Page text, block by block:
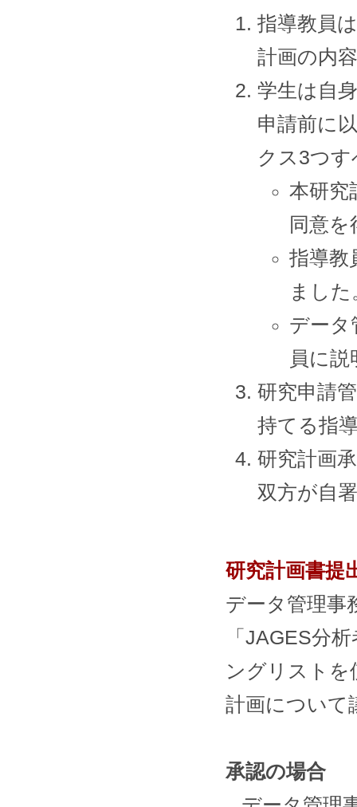
指導教員
計画の内
学生は自
申請前に
クス3つ
本研究
同意
指導教
ました
データ
員に
研究申請
持てる指
研究計画
双方が自
研究計画書提
データ管理事
「JAGES分
ングリストを
計画について
承認の場合